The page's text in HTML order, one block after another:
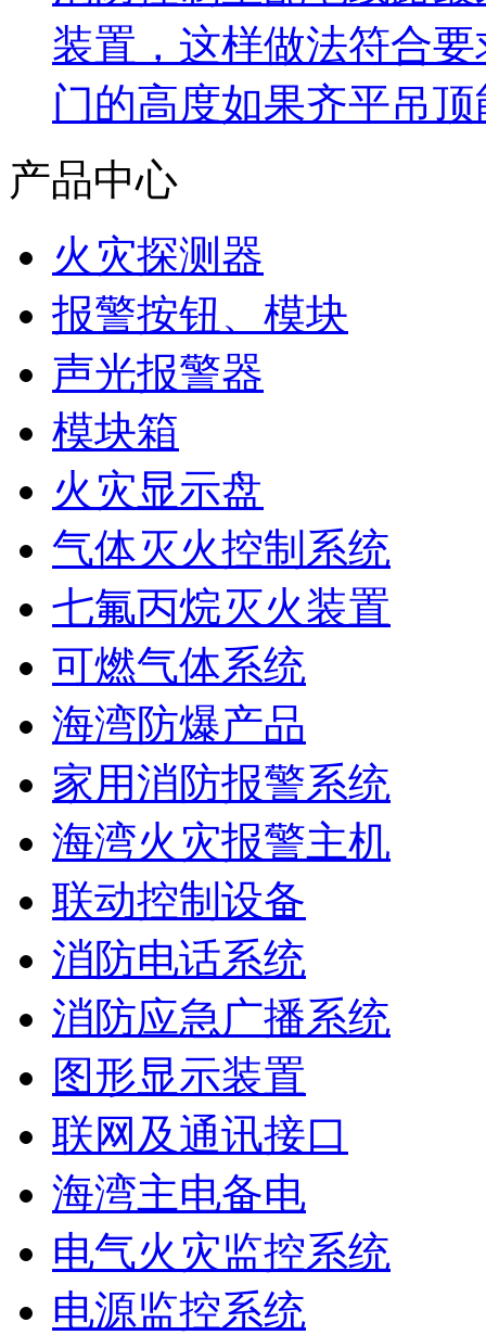
装置，这样做法符合
门的高度如果齐平吊
产品中心
火灾探测器
报警按钮、模块
声光报警器
模块箱
火灾显示盘
气体灭火控制系统
七氟丙烷灭火装置
可燃气体系统
海湾防爆产品
家用消防报警系统
海湾火灾报警主机
联动控制设备
消防电话系统
消防应急广播系统
图形显示装置
联网及通讯接口
海湾主电备电
电气火灾监控系统
电源监控系统